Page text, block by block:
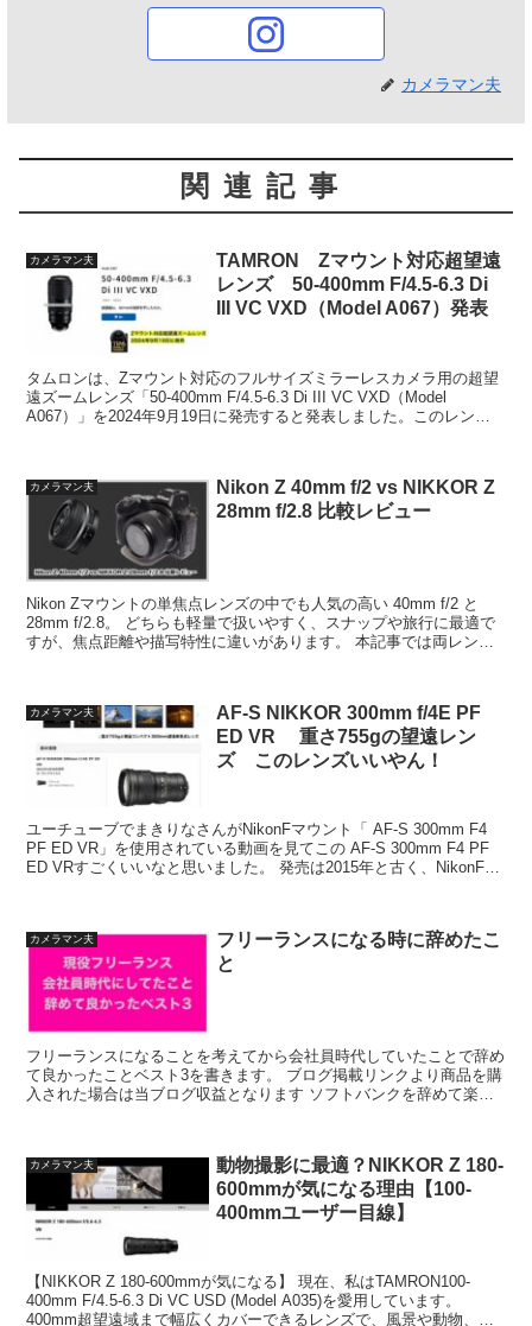
カメラマン夫
関連記事
カメラマン夫
TAMRON Zマウント対応超望遠
レンズ 50-400mm F/4.5-6.3 Di
III VC VXD（Model A067）発表
タムロンは、Zマウント対応のフルサイズミラーレスカメラ用の超望
遠ズームレンズ「50-400mm F/4.5-6.3 Di III VC VXD（Model
A067）」を2024年9月19日に発売すると発表しました。このレンズ
カメラマン夫
Nikon Z 40mm f/2 vs NIKKOR Z
28mm f/2.8 比較レビュー
Nikon Zマウントの単焦点レンズの中でも人気の高い 40mm f/2 と
28mm f/2.8。 どちらも軽量で扱いやすく、スナップや旅行に最適で
すが、焦点距離や描写特性に違いがあります。 本記事では両レンズ
カメラマン夫
AF-S NIKKOR 300mm f/4E PF
ED VR 重さ755gの望遠レン
ズ このレンズいいやん！
ユーチューブでまきりなさんがNikonFマウント「 AF-S 300mm F4
PF ED VR」を使用されている動画を見てこの AF-S 300mm F4 PF
ED VRすごくいいなと思いました。 発売は2015年と古く、NikonF
カメラマン夫
フリーランスになる時に辞めたこ
と
フリーランスになることを考えてから会社員時代していたことで辞め
て良かったことベスト3を書きます。 ブログ掲載リンクより商品を購
入された場合は当ブログ収益となります ソフトバンクを辞めて楽天
カメラマン夫
動物撮影に最適？NIKKOR Z 180-
600mmが気になる理由【100-
400mmユーザー目線】
【NIKKOR Z 180-600mmが気になる】 現在、私はTAMRON100-
400mm F/4.5-6.3 Di VC USD (Model A035)を愛用しています。
400mm超望遠域まで幅広くカバーできるレンズで、風景や動物、